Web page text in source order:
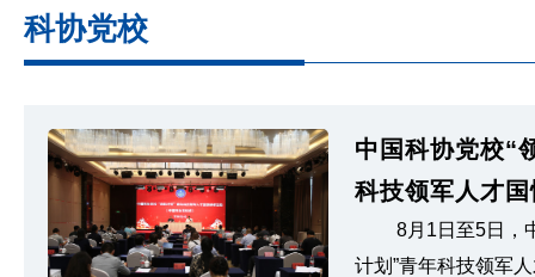
科协党校
中国科协党校“
科技领军人才
8月1日至5日，
计划”青年科技领军